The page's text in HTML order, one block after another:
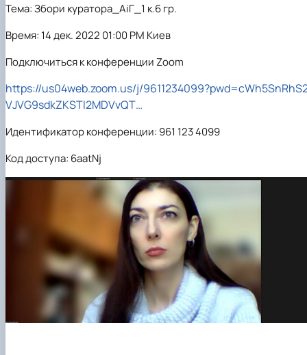
Тема: Збори куратора_АіГ_1 к.6 гр.
Время: 14 дек. 2022 01:00 PM Киев
Подключиться к конференции Zoom
https://us04web.zoom.us/j/
VJVG9sdkZKSTI2MDVvQT…
Идентификатор конференции: 961 123 4099
Код доступа: 6aatNj